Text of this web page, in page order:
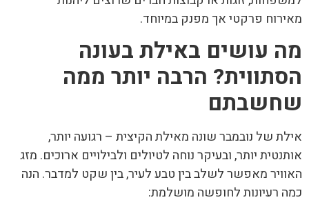
מאירוח פרקטי אך מפנק במיוחד.
מה עושים באילת בעונה
הסתווית? הרבה יותר ממה
שחשבתם
אילת של נובמבר שונה מאילת הקיצית – רגועה יותר,
אותנטית יותר, ובעיקר נוחה לטיולים ולבילויים ארוכים. מזג
האוויר מאפשר לשלב בין טבע לעיר, בין שקט למדבר. הנה
כמה רעיונות לחופשה מושלמת: